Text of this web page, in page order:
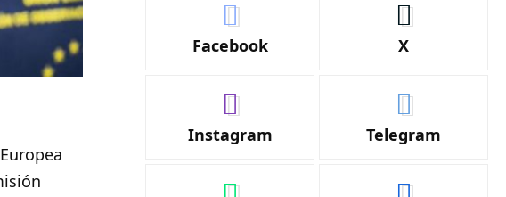
Facebook X
Instagram Telegram